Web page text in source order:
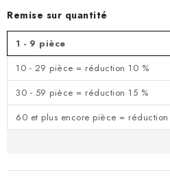
Remise sur quantité
1 - 9 pièce
10 - 29 pièce = réduction 10 %
30 - 59 pièce = réduction 15 %
60 et plus encore pièce =